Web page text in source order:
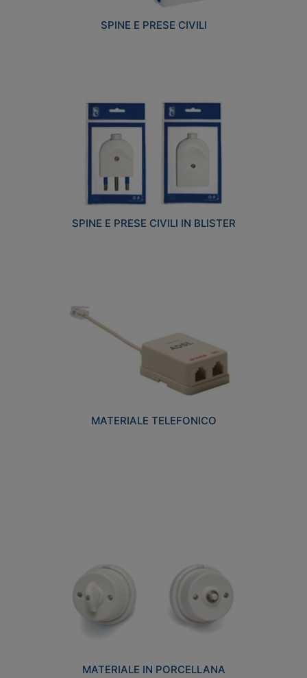
SPINE E PRESE CIVILI
SPINE E PRESE CIVILI IN BLISTER
MATERIALE TELEFONICO
MATERIALE IN PORCELLANA